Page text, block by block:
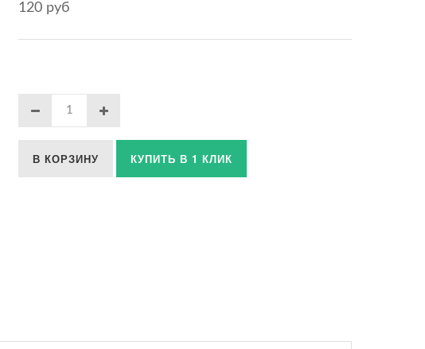
120 руб
В КОРЗИНУ КУПИТЬ В 1 КЛИК